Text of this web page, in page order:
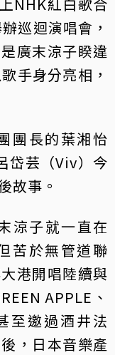
巡迴演唱會，
廣末涼子睽違
手身分亮相，
團長的葉湘怡
岱芸（Viv）今
故事。
涼子就一直在
苦於無管道聯
港開唱陸續與
APPLE、
至邀過酒井法
，日本音樂產